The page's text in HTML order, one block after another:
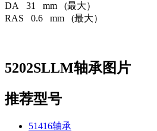
DA 31 mm (最大）
RAS 0.6 mm (最大）
5202SLLM轴承图片
推荐型号
51416轴承